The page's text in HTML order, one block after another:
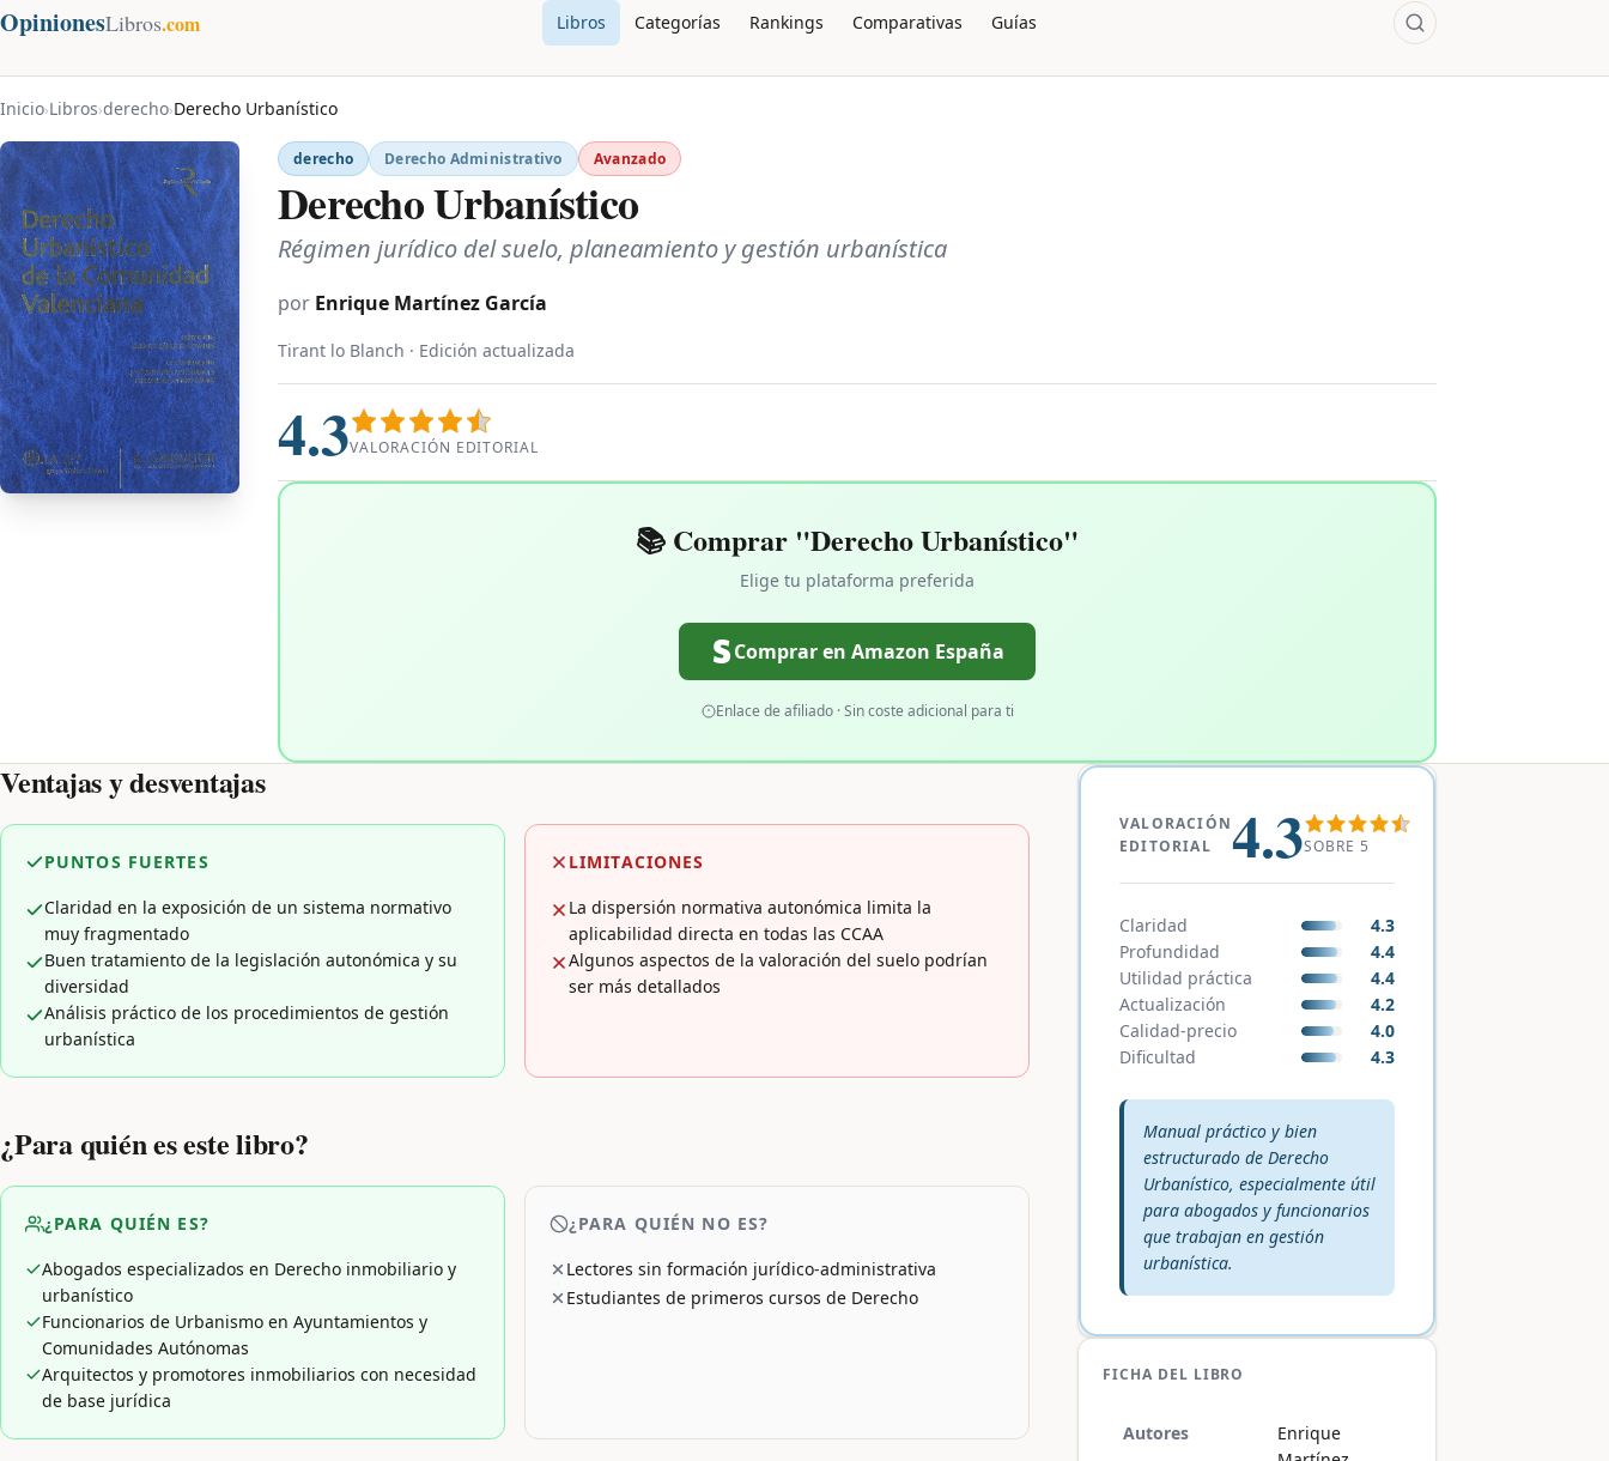
OpinionesLibros.com Libros Categorías Rankings Comparativas Guías
Inicio›Libros›derecho›Derecho Urbanístico
derecho Derecho Administrativo Avanzado
Derecho Urbanístico
Régimen jurídico del suelo, planeamiento y gestión urbanística
por Enrique Martínez García
Tirant lo Blanch · Edición actualizada
4.3VALORACIÓN EDITORIAL
📚 Comprar "Derecho Urbanístico"
Elige tu plataforma preferida
Comprar en Amazon España
Enlace de afiliado · Sin coste adicional para ti
Ventajas y desventajas
PUNTOS FUERTES
Claridad en la exposición de un sistema normativo
muy fragmentado
Buen tratamiento de la legislación autonómica y su
diversidad
Análisis práctico de los procedimientos de gestión
urbanística
LIMITACIONES
La dispersión normativa autonómica limita la
aplicabilidad directa en todas las CCAA
Algunos aspectos de la valoración del suelo podrían
ser más detallados
¿Para quién es este libro?
¿PARA QUIÉN ES?
Abogados especializados en Derecho inmobiliario y
urbanístico
Funcionarios de Urbanismo en Ayuntamientos y
Comunidades Autónomas
Arquitectos y promotores inmobiliarios con necesidad
de base jurídica
¿PARA QUIÉN NO ES?
Lectores sin formación jurídico-administrativa
Estudiantes de primeros cursos de Derecho
VALORACIÓN
EDITORIAL
4.3SOBRE 5
Claridad
4.3
Profundidad
4.4
Utilidad práctica
4.4
Actualización
4.2
Calidad-precio
4.0
Dificultad
4.3
Veredicto editorial:
Manual práctico y bien
estructurado de Derecho
Urbanístico, especialmente útil
para abogados y funcionarios
que trabajan en gestión
urbanística.
FICHA DEL LIBRO
Autores
Enrique